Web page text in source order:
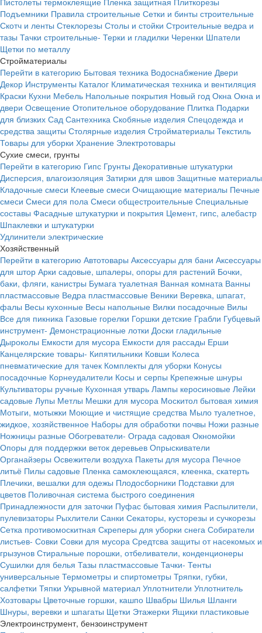
Подъемники Правила строительные Сетки и бинты строительные
Скотч и ленты Стеклорезы Столы и стойки Строительные ведра и
тазы Тачки строительные- Терки и гладилки Черенки Шпатели
Щетки по металлу
Стройматериалы
Перейти в категорию Бытовая техника Водоснабжение Двери
Декор Инструменты Каталог Климатическая техника и вентиляция
Краски Кухни Мебель Напольные покрытия Новый год Окна Окна и
двери Освещение Отопительное оборудование Плитка Подарки
для близких Сад Сантехника Скобяные изделия Спецодежда и
средства защиты Столярные изделия Стройматериалы Текстиль
Товары для уборки Хранение Электротовары
Сухие смеси, грунты
Перейти в категорию Гипс Грунты Декоративные штукатурки
Дисперсия, влагоизоляция Затирки для швов Защитные материалы
Кладочные смеси Клеевые смеси Очищающие материалы Печные
смеси Смеси для пола Смеси общестроительные Специальные
составы Фасадные штукатурки и покрытия Цемент, гипс, алебастр
Шпаклевки и штукатурки
Удлинители электрические
Хозяйственный
Перейти в категорию Автотовары Аксессуары для бани Аксессуары
для штор Арки садовые, шпалеры, опоры для растений Бочки,
баки, фляги, канистры Бумага туалетная Ванная комната Ванны
пластмассовые Ведра пластмассовые Веники Веревка, шпагат,
фалы Весы кухонные Весы напольные Вилки посадочные Вилы
Все для пикника Газовые горелки Горшки детские Грабли Губцевый
инструмент- Демонстрационные лотки Доски гладильные
Дыроколы Емкости для мусора Емкости для рассады Ерши
Канцелярские товары- Кипятильники Ковши Колеса
пневматические для тачек Комплекты для уборки Конусы
посадочные Корнеудалители Косы и серпы Крепежные шнуры
Культиваторы ручные Кухонная утварь Лампы керосиновые Лейки
садовые Лупы Метлы Мешки для мусора Москитол бытовая химия
Мотыги, мотыжки Моющие и чистящие средства Мыло туалетное,
жидкое, хозяйственное Наборы для обработки почвы Ножи разные
Ножницы разные Обогреватели- Ограда садовая Окномойки
Опоры для поддержки веток деревьев Опрыскиватели
Органайзеры Освежители воздуха Пакеты для мусора Печное
литьё Пилы садовые Пленка самоклеющаяся, клеенка, скатерть
Плечики, вешалки для одежы Плодосборники Подставки для
цветов Поливочная система быстрого соединения
Принадлежности для заточки Пуфас бытовая химия Распылители,
пулевизаторы Рыхлители Санки Секаторы, кусторезы и сучкорезы
Сетка противомоскитная Скреперы для уборки снега Собиратели
листьев- Совки Совки для мусора Средтсва защиты от насекомых и
грызунов Стиральные порошки, отбеливатели, конденционеры
Сушилки для белья Тазы пластмассовые Тачки- Тенты
универсальные Термометры и спиртометры Тряпки, губки,
салфетки Тяпки Укрывной материал Уплотнители Уплотнитель
Хозтовары Цветочные горшки, кашпо Швабры Шилья Шланги
Шнуры, веревки и шпагаты Щетки Этажерки Ящики пластиковые
Электроинструмент, бензоинструмент